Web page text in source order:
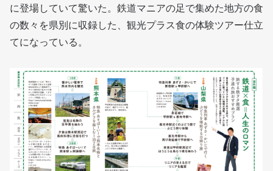
に登場していて驚いた。鉄道マニアの足で集めた地方の食
の数々を県別に収録した、観光プラス食の体験ツアー仕立
てになっている。